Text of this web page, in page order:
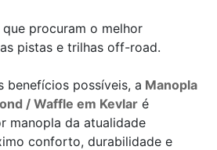
procuram o melhor
pistas e trilhas off-road.
benefícios possíveis, a Manopla
/ Waffle em Kevlar é
manopla da atualidade
conforto, durabilidade e